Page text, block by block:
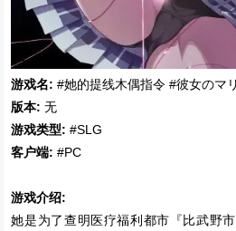
游戏名: #她的提线木偶指令 #彼女のマ
版本: 无
游戏类型: #SLG
客户端: #PC
游戏介绍:
她是为了查明医疗福利都市『比武野